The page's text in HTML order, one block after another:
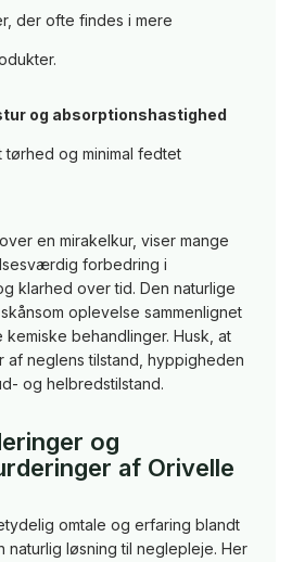
der ofte findes i mere
og absorptionshastighed
tørhed og minimal fedtet
en mirakelkur, viser mange
forbedring i
klarhed over tid. Den naturlige
oplevelse sammenlignet
behandlinger. Husk, at
neglens tilstand, hyppigheden
og helbredstilstand.
og
af Orivelle
omtale og erfaring blandt
løsning til neglepleje. Her